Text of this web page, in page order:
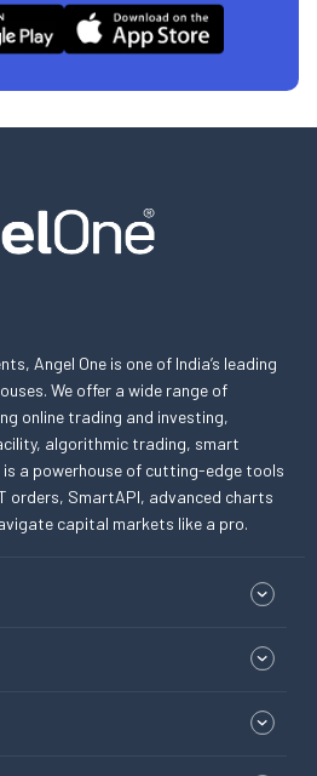
Angel One is one of India’s leading
We offer a wide range of
online trading and investing,
algorithmic trading, smart
is a powerhouse of cutting-edge tools
orders, SmartAPI, advanced charts
capital markets like a pro.